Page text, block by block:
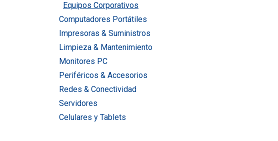
Equipos Corporativos
Computadores Portátiles
Impresoras & Suministros
Limpieza & Mantenimiento
Monitores PC
Periféricos & Accesorios
Redes & Conectividad
Servidores
Celulares y Tablets